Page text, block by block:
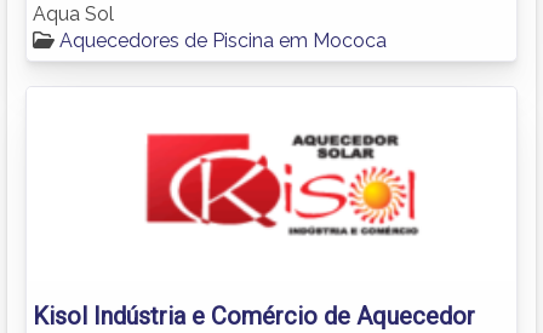
Aqua Sol
Aquecedores de Piscina em Mococa
Kisol Indústria e Comércio de Aquecedor